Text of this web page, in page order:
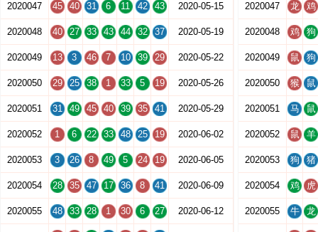
2020047 45 40 31 6 11 42 43 2020-05-15
2020048 40 27 33 43 44 32 37 2020-05-19
2020049 13 3 46 7 10 39 29 2020-05-22
2020050 29 25 38 1 33 5 19 2020-05-26
2020051 31 49 45 40 39 35 41 2020-05-29
2020052 1 6 22 33 48 25 19 2020-06-02
2020053 3 26 8 49 5 24 19 2020-06-05
2020054 28 35 47 17 36 8 41 2020-06-09
2020055 48 33 28 1 30 6 27 2020-06-12
2020047 龙 鸡
2020048 鸡 狗
2020049 鼠 狗
2020050 猴 鼠
2020051 马 鼠
2020052 鼠 羊
2020053 狗 猪
2020054 鸡 虎
2020055 牛 龙